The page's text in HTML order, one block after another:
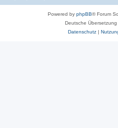
Powered by phpBB® Forum
Deutsche Übersetzung
Datenschutz|